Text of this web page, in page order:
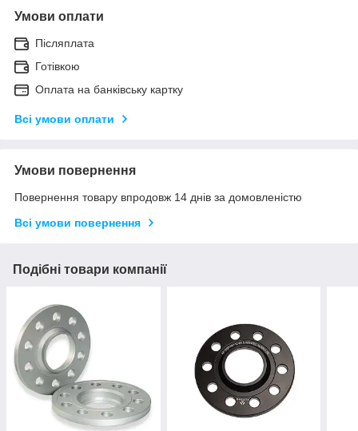
Умови оплати
Післяплата
Готівкою
Оплата на банківську картку
Всі умови оплати
Умови повернення
Повернення товару впродовж 14 днів за домовленістю
Всі умови повернення
Подібні товари компанії